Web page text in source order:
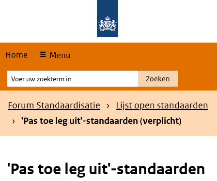
Home Menu
Voer
uw
zoekterm
Zoeken
Kruimelpad
Forum Standaardisatie
Lijst open standaarden
'Pas toe leg uit'-standaarden (verplicht)
'Pas toe leg uit'-standaarden